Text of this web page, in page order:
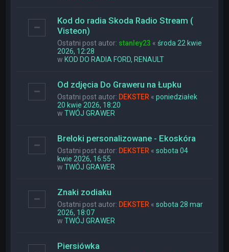
Kod do radia Skoda Radio Stream (
Visteon)
Ostatni post autor: stanley23 «środa 22 kwie
2026, 12:28
w KOD DO RADIA FORD, RENAULT
Od zdjęcia Do Graweru na Łupku
Ostatni post autor: DEKSTER «poniedziałek
20 kwie 2026, 18:20
wTWÓJ GRAWER
Breloki personalizowane - Ekoskóra
Ostatni post autor: DEKSTER «sobota 04
kwie 2026, 16:55
wTWÓJ GRAWER
Znaki zodiaku
Ostatni post autor: DEKSTER «sobota 28 mar
2026, 18:07
wTWÓJ GRAWER
Piersiówka